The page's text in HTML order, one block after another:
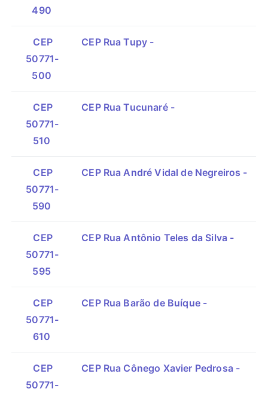
490
CEP
50771-
500
CEP Rua Tupy -
CEP
50771-
510
CEP Rua Tucunaré -
CEP
50771-
590
CEP Rua André Vidal de Negreiros -
CEP
50771-
595
CEP Rua Antônio Teles da Silva -
CEP
50771-
610
CEP Rua Barão de Buíque -
CEP
50771-
CEP Rua Cônego Xavier Pedrosa -